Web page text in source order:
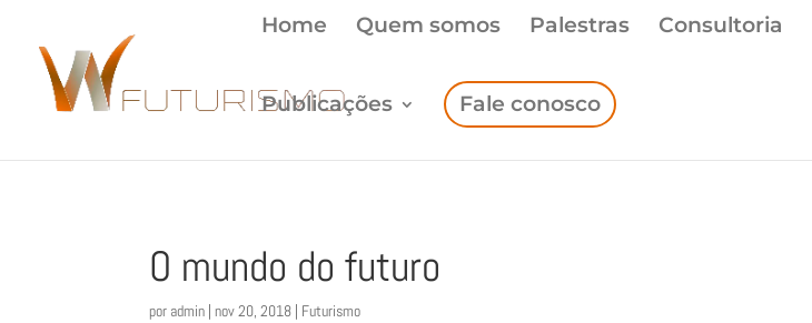
Home Quem somos Palestras Consultoria
Publicações Fale conosco
O mundo do futuro
por admin |nov 20, 2018 Futurismo